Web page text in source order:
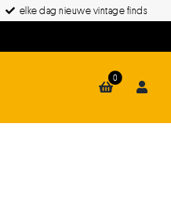
elke dag nieuwe vintage finds
0